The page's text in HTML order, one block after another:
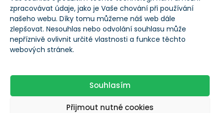
zpracovávat údaje, jako je Vaše chování při používání
našeho webu. Díky tomu můžeme náš web dále
zlepšovat. Nesouhlas nebo odvolání souhlasu může
nepříznivě ovlivnit určité vlastnosti a funkce těchto
webových stránek.
Souhlasím
Přijmout nutné cookies
Nevýhody ICO
vychází ze spekulací
může způsobovat zahlcení sít
nevede se žádná evidence